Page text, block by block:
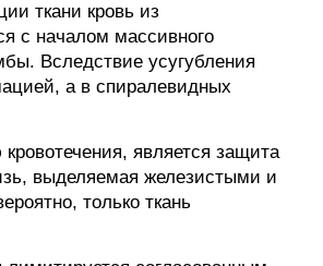
ткани кровь из
с началом массивного
Вследствие усугубления
а в спиралевидных
является защита
выделяемая железистыми и
только ткань